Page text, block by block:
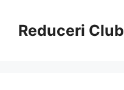
conținutReduceri Club